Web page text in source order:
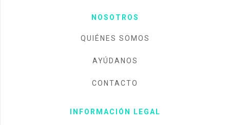
NOSOTROS
QUIÉNES SOMOS
AYÚDANOS
CONTACTO
INFORMACIÓN LEGAL